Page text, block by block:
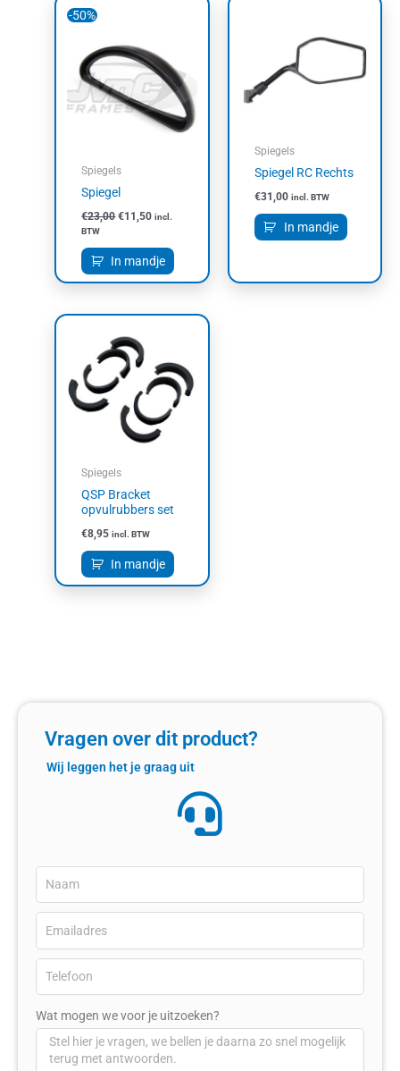
-50%
Spiegels
Spiegel
€23,00
€23,00.
€11,50 incl.
BTW
In mandje
Spiegels
Spiegel RC Rechts
€31,00 incl. BTW
In mandje
Spiegels
QSP Bracket
opvulrubbers set
€8,95 incl. BTW
In mandje
Vragen over dit product?
Wij leggen het je graag uit
Wat mogen we voor je uitzoeken?